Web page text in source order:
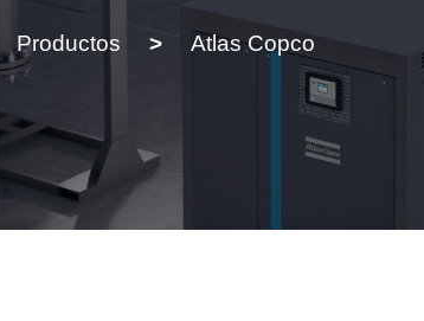
Productos > Atlas Copco